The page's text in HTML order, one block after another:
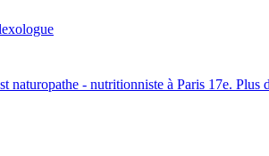
naturopathe - nutritionniste à Paris 17e.